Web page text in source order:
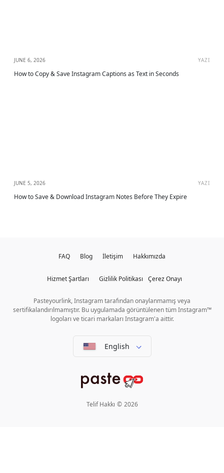
JUNE 6, 2026 YAZI
How to Copy & Save Instagram Captions as Text in Seconds
JUNE 5, 2026 YAZI
How to Save & Download Instagram Notes Before They Expire
English
Telif Hakkı © 2026
Pasteyourlink, Instagram tarafından onaylanmamış veya
sertifikalandırılmamıştır. Bu uygulamada görüntülenen tüm Instagram™
logoları ve ticari markaları Instagram'a aittir.
FAQ Blog İletişim Hakkımızda
Hizmet Şartları Gizlilik Politikası Çerez Onayı